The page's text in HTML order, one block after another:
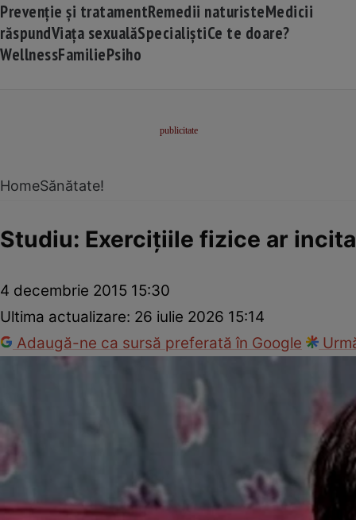
Prevenție și tratamentRemedii naturisteMedicii
răspundViața sexualăSpecialiștiCe te doare?
WellnessFamiliePsiho
HomeSănătate!
Studiu: Exerciţiile fizice ar
4 decembrie 2015 15:30
Ultima actualizare: 26 iulie 2026 15:14
Adaugă-ne ca sursă preferată în Google